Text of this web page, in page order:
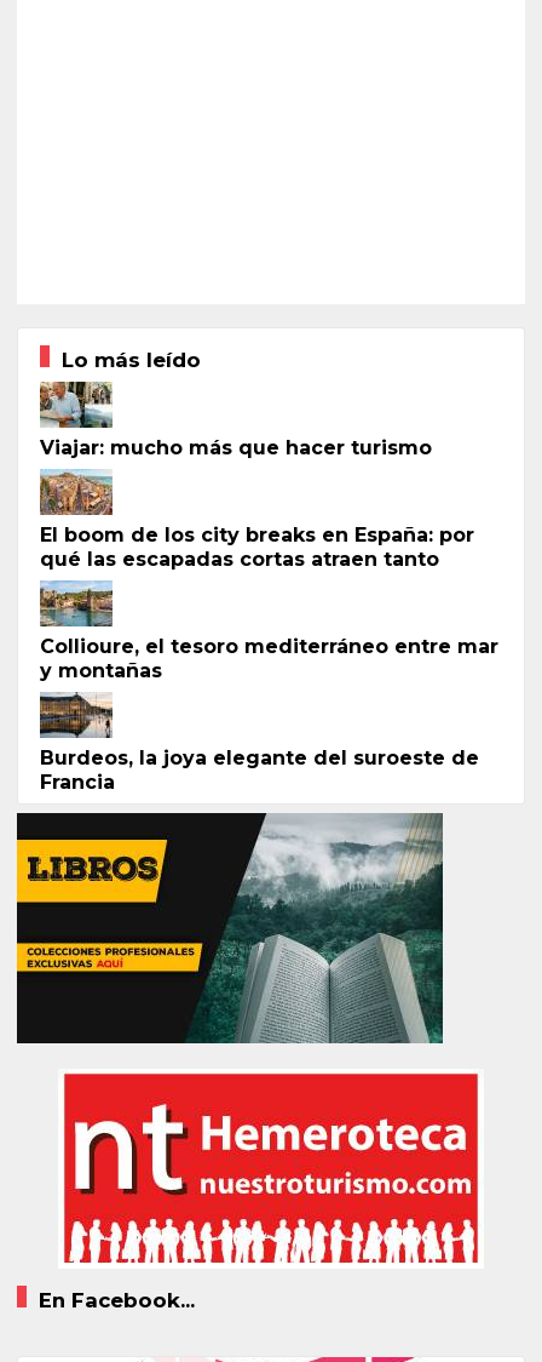
Lo más leído
Viajar: mucho más que hacer turismo
El boom de los city breaks en España: por
qué las escapadas cortas atraen tanto
Collioure, el tesoro mediterráneo entre mar
y montañas
Burdeos, la joya elegante del suroeste de
Francia
En Facebook...